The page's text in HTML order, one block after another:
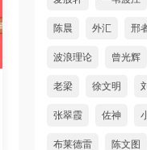
陈晨 外汇 邢
波浪理论 曾光辉
老梁 徐文明
张翠霞 佐神
布莱德雷 陈文图